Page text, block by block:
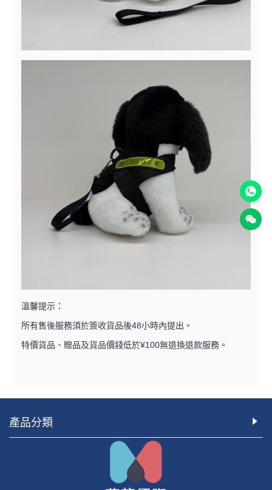
溫馨提示：
所有售後服務須於簽收貨品後48小時內提出。
特價貨品、贈品及貨品價錢低於¥100無退換退款服務。
產品分類